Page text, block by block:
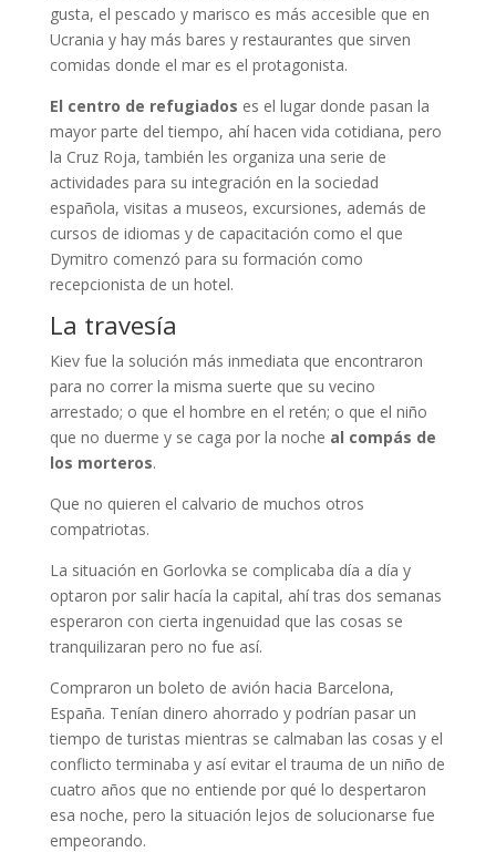
gusta, el pescado y marisco es más accesible que en
Ucrania y hay más bares y restaurantes que sirven
comidas donde el mar es el protagonista.
El centro de refugiados es el lugar donde pasan la
mayor parte del tiempo, ahí hacen vida cotidiana, pero
la Cruz Roja, también les organiza una serie de
actividades para su integración en la sociedad
española, visitas a museos, excursiones, además de
cursos de idiomas y de capacitación como el que
Dymitro comenzó para su formación como
recepcionista de un hotel.
La travesía
Kiev fue la solución más inmediata que encontraron
para no correr la misma suerte que su vecino
arrestado; o que el hombre en el retén; o que el niño
que no duerme y se caga por la noche al compás de
los morteros.
Que no quieren el calvario de muchos otros
compatriotas.
La situación en Gorlovka se complicaba día a día y
optaron por salir hacía la capital, ahí tras dos semanas
esperaron con cierta ingenuidad que las cosas se
tranquilizaran pero no fue así.
Compraron un boleto de avión hacia Barcelona,
España. Tenían dinero ahorrado y podrían pasar un
tiempo de turistas mientras se calmaban las cosas y el
conflicto terminaba y así evitar el trauma de un niño de
cuatro años que no entiende por qué lo despertaron
esa noche, pero la situación lejos de solucionarse fue
empeorando.